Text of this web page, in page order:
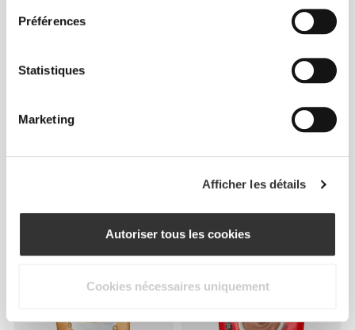
Préférences
Statistiques
Marketing
Afficher les détails
Autoriser tous les cookies
Cookies nécessaires uniquement
$9.83 $15.13
35%
$4.83 $6.04
20%
Beurre de Cacahouète au
Chocolat Blanc 250 g